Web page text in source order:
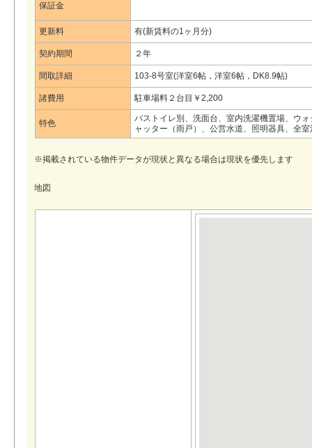
保証金
更新料 有(新賃料の1ヶ月分)
契約期間 ２年
間取詳細 103-8号室(洋室6帖，洋室6帖，DK8.9帖)
諸費用 駐車場料２台目￥2,200
特色
バストイレ別、洗面台、室内洗濯機置場、ウ
ャッター（雨戸）、公営水道、照明器具、全
※掲載されている物件データが現状と異なる場合は現状を優先します
地図